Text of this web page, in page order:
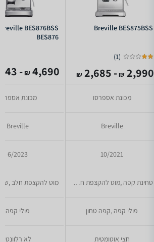
Breville BES875BSS
(
1
)
2,990
₪
- 2,685
₪
מכונת אספרסו
Breville
10/2021
טחינת קפה ,מוט להקצפת חלב ,ברז מים חמים
פולי קפה ,קפה טחון
חצי אוטומטית
Breville BES876BSS
BES876
4,690
₪
- 3,443
מכונת
Breville
6/2023
פולי קפה
לא רלוונטי